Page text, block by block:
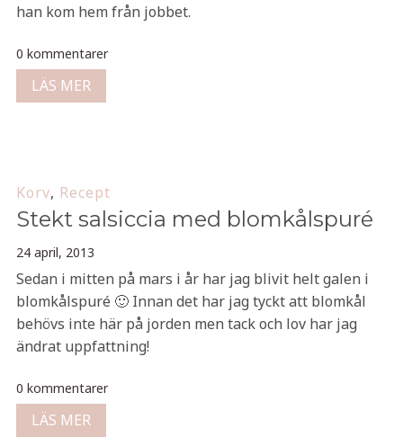
han kom hem från jobbet.
0 kommentarer
LÄS MER
Korv, Recept
Stekt salsiccia med blomkålspuré
24 april, 2013
Sedan i mitten på mars i år har jag blivit helt galen i
blomkålspuré 🙂 Innan det har jag tyckt att blomkål
behövs inte här på jorden men tack och lov har jag
ändrat uppfattning!
0 kommentarer
LÄS MER